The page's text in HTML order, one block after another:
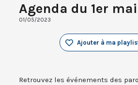
Agenda du 1er
01/05/2023
Ajouter à ma
Retrouvez les événements des